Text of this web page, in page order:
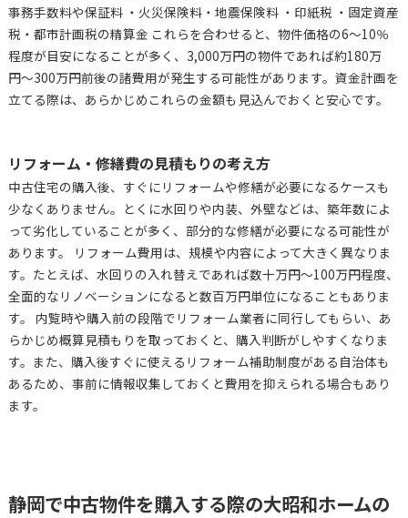
事務手数料や保証料 ・火災保険料・地震保険料 ・印紙税 ・固定資産
税・都市計画税の精算金 これらを合わせると、物件価格の6〜10％
程度が目安になることが多く、3,000万円の物件であれば約180万
円〜300万円前後の諸費用が発生する可能性があります。資金計画を
立てる際は、あらかじめこれらの金額も見込んでおくと安心です。
リフォーム・修繕費の見積もりの考え方
中古住宅の購入後、すぐにリフォームや修繕が必要になるケースも
少なくありません。とくに水回りや内装、外壁などは、築年数によ
って劣化していることが多く、部分的な修繕が必要になる可能性が
あります。 リフォーム費用は、規模や内容によって大きく異なりま
す。たとえば、水回りの入れ替えであれば数十万円〜100万円程度、
全面的なリノベーションになると数百万円単位になることもありま
す。 内覧時や購入前の段階でリフォーム業者に同行してもらい、あ
らかじめ概算見積もりを取っておくと、購入判断がしやすくなりま
す。また、購入後すぐに使えるリフォーム補助制度がある自治体も
あるため、事前に情報収集しておくと費用を抑えられる場合もあり
ます。
静岡で中古物件を購入する際の大昭和ホームの